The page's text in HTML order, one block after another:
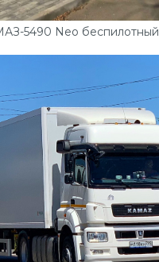
5490 Neo беспилотный